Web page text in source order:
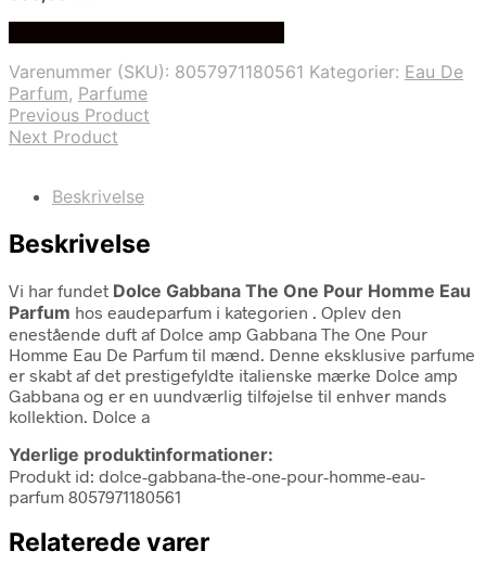
Varenummer (SKU): 8057971180561 Kategorier: Eau De
Parfum, Parfume
Previous Product
Next Product
Beskrivelse
Beskrivelse
Vi har fundet Dolce Gabbana The One Pour Homme Eau
Parfum hos eaudeparfum i kategorien . Oplev den
enestående duft af Dolce amp Gabbana The One Pour
Homme Eau De Parfum til mænd. Denne eksklusive parfume
er skabt af det prestigefyldte italienske mærke Dolce amp
Gabbana og er en uundværlig tilføjelse til enhver mands
kollektion. Dolce a
Yderlige produktinformationer:
Produkt id: dolce-gabbana-the-one-pour-homme-eau-
parfum 8057971180561
Relaterede varer